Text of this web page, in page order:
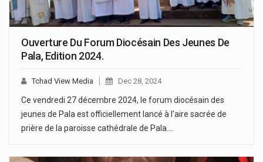
Ouverture Du Forum Diocésain Des Jeunes De
Pala, Edition 2024.
Tchad View Media Dec 28, 2024
Ce vendredi 27 décembre 2024, le forum diocésain des
jeunes de Pala est officiellement lancé à l'aire sacrée de
prière de la paroisse cathédrale de Pala.…